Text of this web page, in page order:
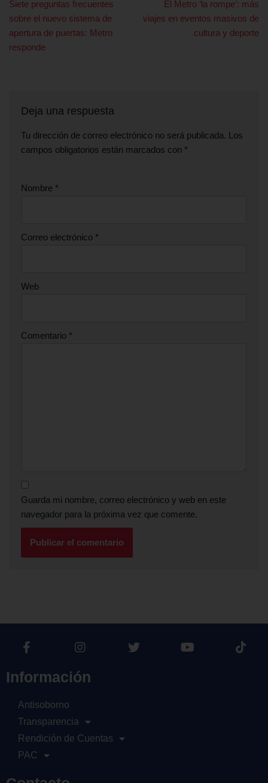
Siete preguntas frecuentes
sobre el nuevo sistema de
apertura de puertas: Metro
responde
El Metro ‘la rompe’: más
viajes en eventos masivos de
cultura y deporte
Deja una respuesta
Tu dirección de correo electrónico no será publicada. Los
campos obligatorios están marcados con *
Nombre *
Correo electrónico *
Web
Comentario *
Guarda mi nombre, correo electrónico y web en este
navegador para la próxima vez que comente.
Información
Antisoborno
Transparencia
Rendición de Cuentas
PAC